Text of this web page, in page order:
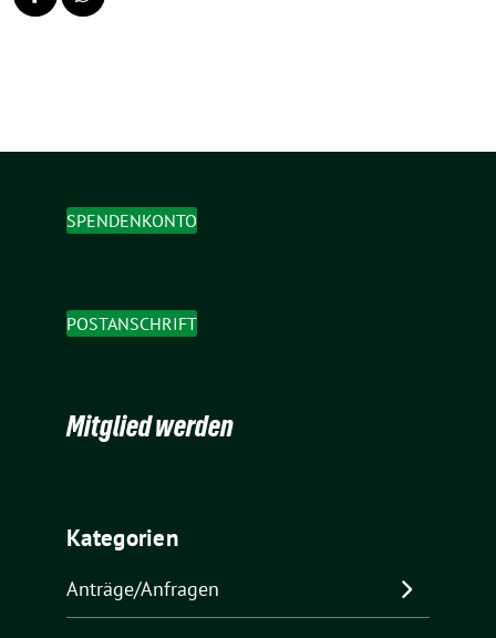
SPENDENKONTO
POSTANSCHRIFT
Mitglied werden
Kategorien
Anträge/Anfragen